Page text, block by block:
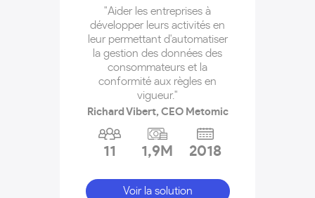
"Aider les entreprises à
développer leurs activités en
leur permettant d'automatiser
la gestion des données des
consommateurs et la
conformité aux règles en
vigueur."
Richard Vibert, CEO Metomic
11 1,9M 2018
Voir la solution